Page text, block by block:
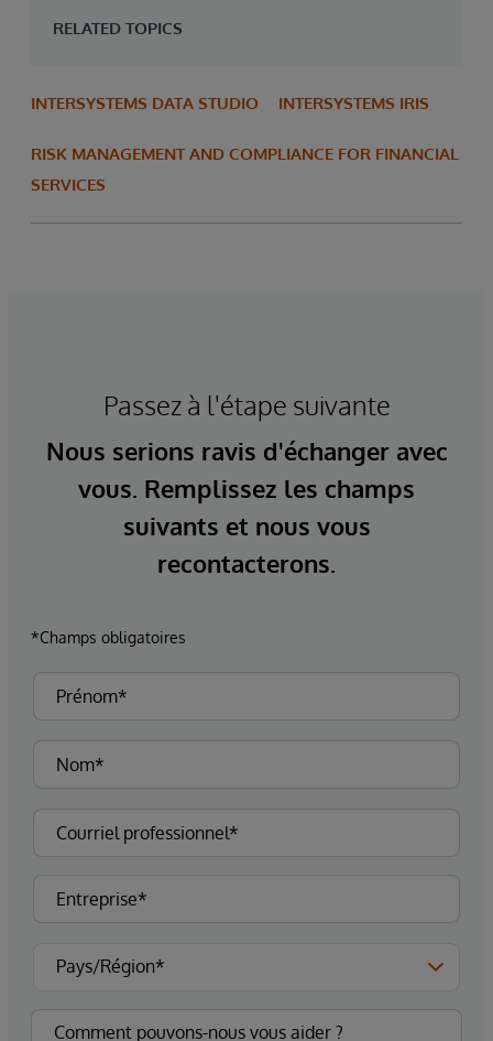
RELATED TOPICS
INTERSYSTEMS DATA STUDIO INTERSYSTEMS IRIS
RISK MANAGEMENT AND COMPLIANCE FOR FINANCIAL
SERVICES
Passez à l'étape suivante
Nous serions ravis d'échanger avec
vous. Remplissez les champs
suivants et nous vous
recontacterons.
*Champs obligatoires